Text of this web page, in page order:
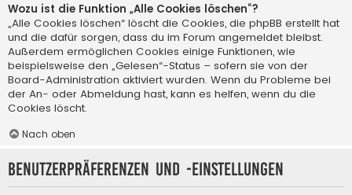
Wozu ist die Funktion „Alle Cookies löschen“?
„Alle Cookies löschen“ löscht die Cookies, die phpBB erstellt hat
und die dafür sorgen, dass du im Forum angemeldet bleibst.
Außerdem ermöglichen Cookies einige Funktionen, wie
beispielsweise den „Gelesen“-Status – sofern sie von der
Board-Administration aktiviert wurden. Wenn du Probleme bei
der An- oder Abmeldung hast, kann es helfen, wenn du die
Cookies löscht.
Nach oben
Benutzerpräferenzen und -einstellungen